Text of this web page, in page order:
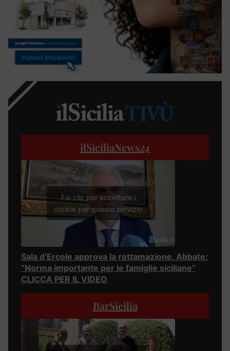
ilSiciliaNews24
Fai clic per accettare i
cookie per questo servizio
Sala d’Ercole approva la rottamazione, Abbate:
“Norma importante per le famiglie siciliane”
CLICCA PER IL VIDEO
BarSicilia